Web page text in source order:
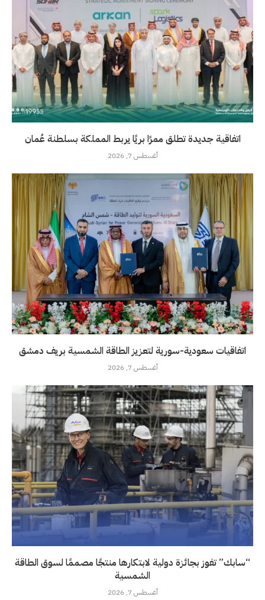
اتفاقية جديدة تطلق ممرًا بريًا يربط المملكة بسلطنة عُمان
أغسطس 7, 2026
اتفاقيات سعودية-سورية لتعزيز الطاقة الشمسية بريف دمشق
أغسطس 7, 2026
“سابك” تفوز بجائزة دولية لابتكارها منتجًا مصممًا لسوق الطاقة
الشمسية
أغسطس 7, 2026